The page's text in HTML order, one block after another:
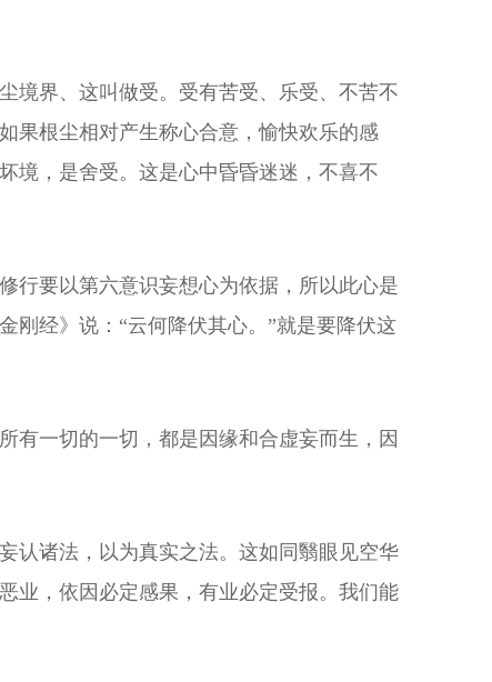
境界、这叫做受。受有苦受、乐受、不苦不
果根尘相对产生称心合意，愉快欢乐的感
境，是舍受。这是心中昏昏迷迷，不喜不
行要以第六意识妄想心为依据，所以此心是
刚经》说：“云何降伏其心。”就是要降伏这
有一切的一切，都是因缘和合虚妄而生，因
认诸法，以为真实之法。这如同翳眼见空华
业，依因必定感果，有业必定受报。我们能